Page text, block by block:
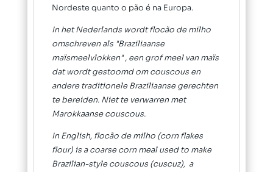
Nordeste quanto o pão é na Europa.
In het Nederlands wordt flocão de milho
omschreven als "Braziliaanse
maïsmeelvlokken" , een grof meel van maïs
dat wordt gestoomd om couscous en
andere traditionele Braziliaanse gerechten
te bereiden. Niet te verwarren met
Marokkaanse couscous.
In English, flocão de milho (corn flakes
flour) is a coarse corn meal used to make
Brazilian-style couscous (cuscuz), a